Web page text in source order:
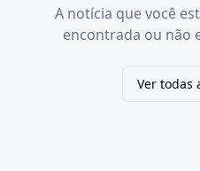
A notícia que você
encontrada ou não
Ver todas